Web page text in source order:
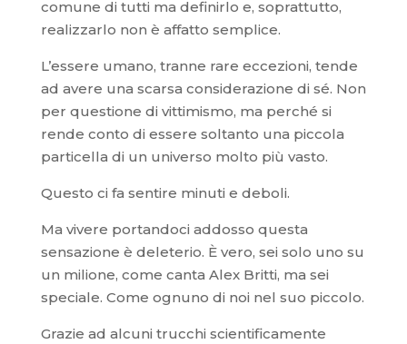
comune di tutti ma definirlo e, soprattutto,
realizzarlo non è affatto semplice.
L’essere umano, tranne rare eccezioni, tende
ad avere una scarsa considerazione di sé. Non
per questione di vittimismo, ma perché si
rende conto di essere soltanto una piccola
particella di un universo molto più vasto.
Questo ci fa sentire minuti e deboli.
Ma vivere portandoci addosso questa
sensazione è deleterio. È vero, sei solo uno su
un milione, come canta Alex Britti, ma sei
speciale. Come ognuno di noi nel suo piccolo.
Grazie ad alcuni trucchi scientificamente